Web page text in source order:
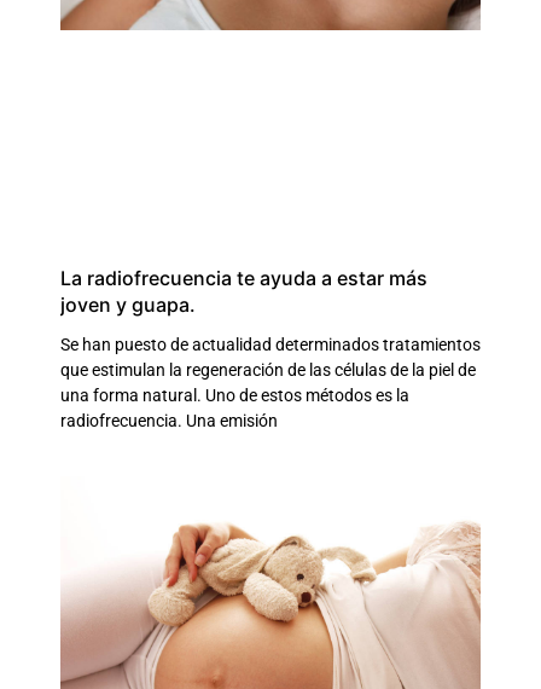
La radiofrecuencia te ayuda a estar más
joven y guapa.
Se han puesto de actualidad determinados tratamientos
que estimulan la regeneración de las células de la piel de
una forma natural. Uno de estos métodos es la
radiofrecuencia. Una emisión